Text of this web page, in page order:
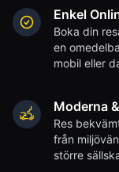
Enkel
Boka din
en
mobil eller
Moderna
Res
från
större